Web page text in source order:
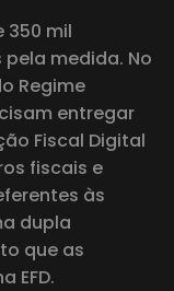
350 mil
medida. No
Regime
entregar
Fiscal Digital
fiscais e
às
dupla
que as
EFD.